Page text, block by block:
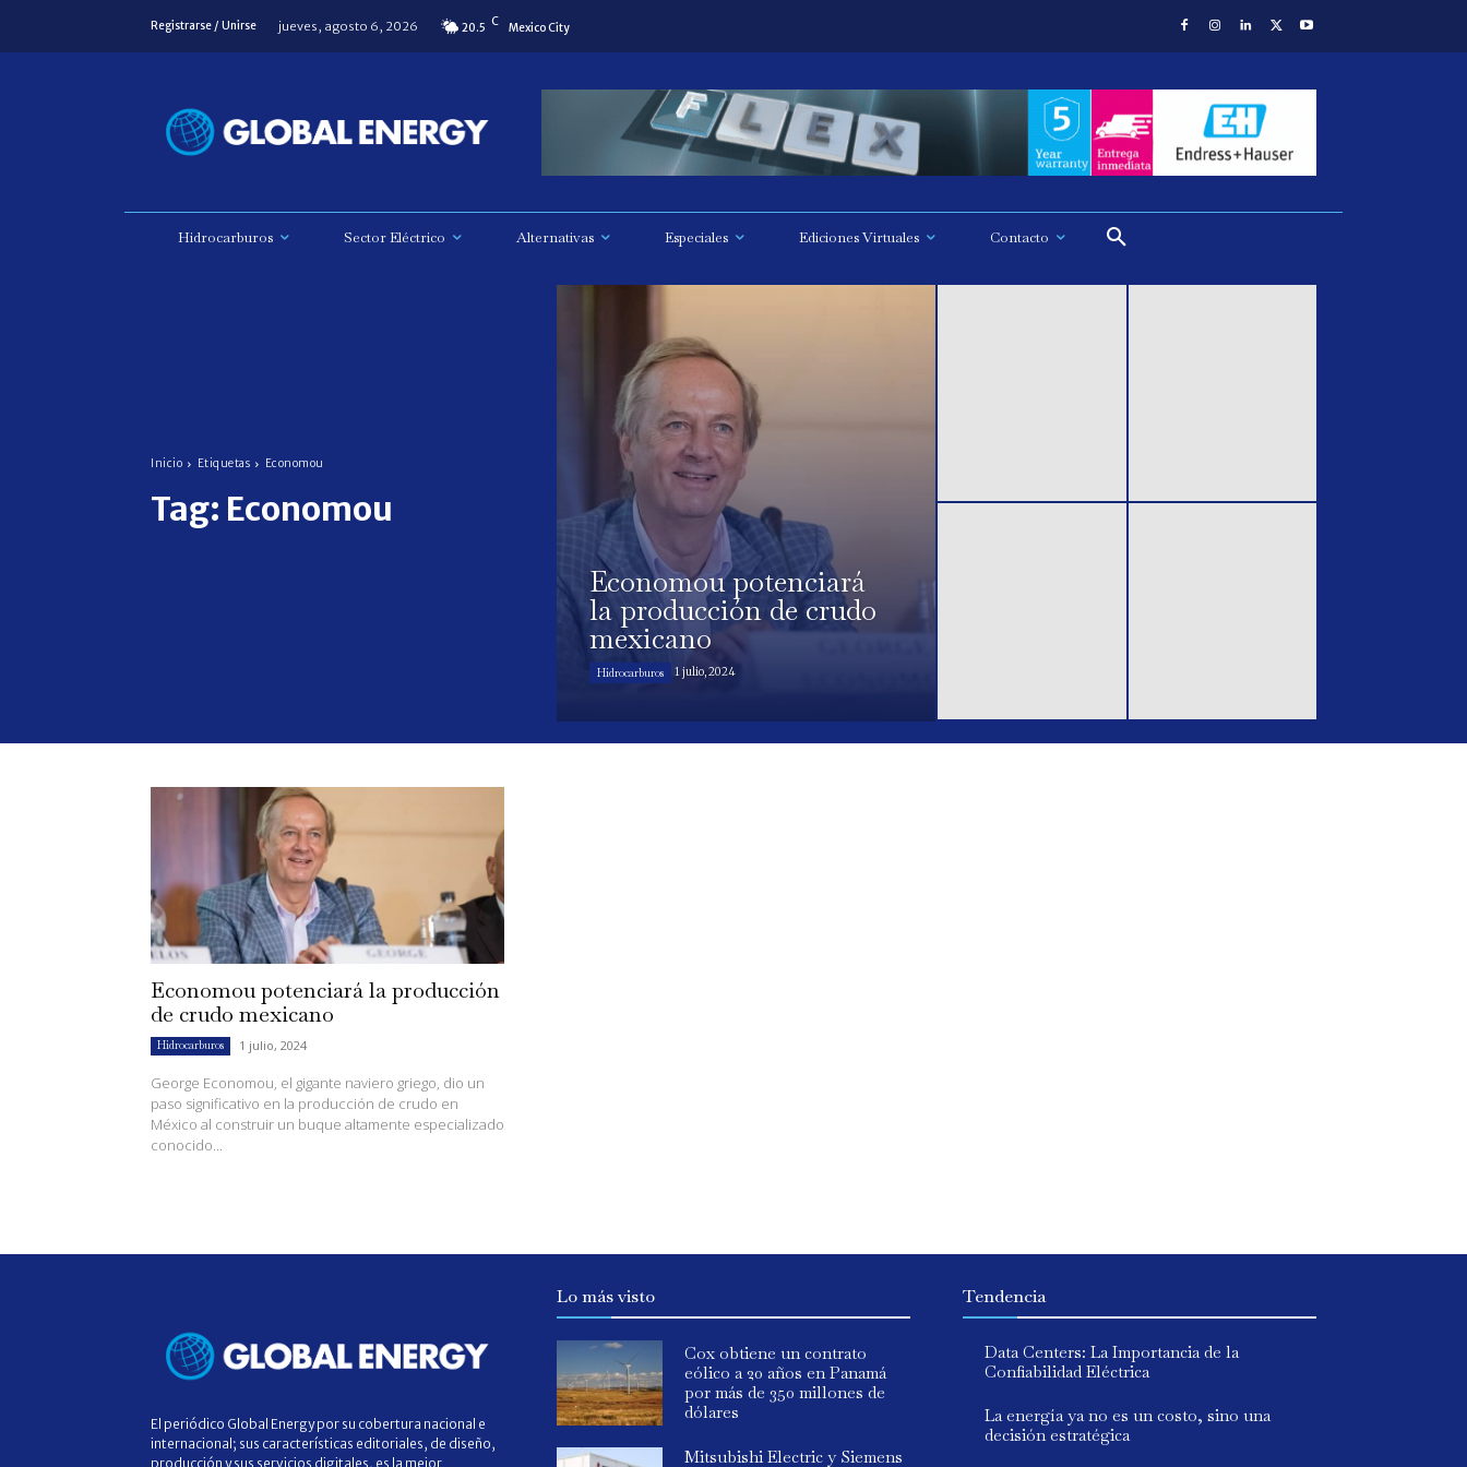
Registrarse / Unirse jueves, agosto 6, 2026 20.5 C Mexico City
Hidrocarburos Sector Eléctrico Alternativas Especiales Ediciones Virtuales Contacto
Inicio Etiquetas Economou
Tag: Economou
Economou potenciará
la producción de crudo
mexicano
Hidrocarburos 1 julio, 2024
Economou potenciará la producción
de crudo mexicano
Hidrocarburos 1 julio, 2024
George Economou, el gigante naviero griego, dio un
paso significativo en la producción de crudo en
México al construir un buque altamente especializado
conocido...
El periódico Global Energy por su cobertura nacional e
internacional; sus características editoriales, de diseño,
producción y sus servicios digitales, es la mejor
Lo más visto
Cox obtiene un contrato
eólico a 20 años en Panamá
por más de 350 millones de
dólares
Mitsubishi Electric y Siemens
Tendencia
Data Centers: La Importancia de la
Confiabilidad Eléctrica
La energía ya no es un costo, sino una
decisión estratégica